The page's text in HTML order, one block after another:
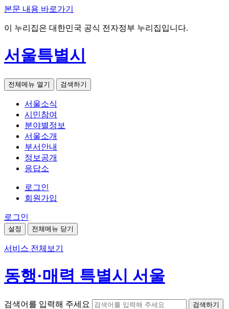
본문 내용 바로가기
이 누리집은 대한민국 공식 전자정부 누리집입니다.
서울특별시
전체메뉴 열기 검색하기
서울소식
시민참여
분야별정보
서울소개
부서안내
정보공개
응답소
로그인
회원가입
로그인
설정 전체메뉴 닫기
서비스 전체보기
동행·매력 특별시 서울
검색어를 입력해 주세요 검색하기